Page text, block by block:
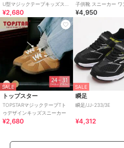
U型マジックテープキッズスニ
ーカー
¥2,680
子供靴 スニーカー ワ
AP B62
¥4,950
SALE
トップスター
TOPSTARマジックテープTト
ゥデザインキッズスニーカー
¥2,680
SALE
瞬足
瞬足/JJ-233/3E
¥4,312